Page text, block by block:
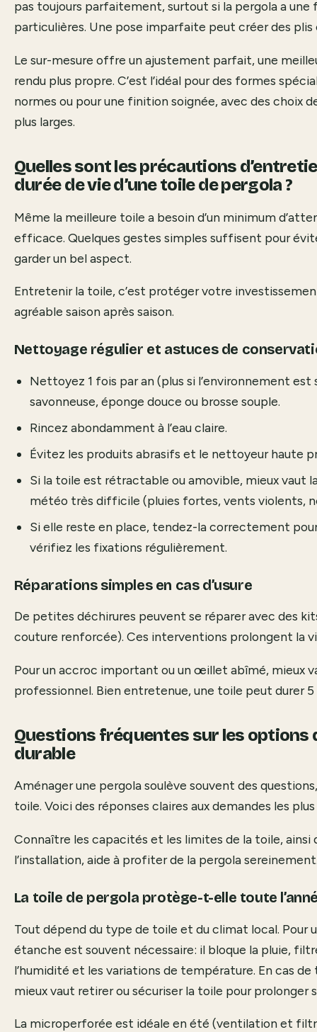
pas toujours parfaitement, surtout si la pergola a une
particulières. Une pose imparfaite peut créer des plis
Le sur-mesure offre un ajustement parfait, une
rendu plus propre. C’est l’idéal pour des formes
normes ou pour une finition soignée, avec des choix
plus larges.
Quelles sont les précautions
durée de vie d’une toile de pergola ?
Même la meilleure toile a besoin d’un minimum
efficace. Quelques gestes simples suffisent pour
garder un bel aspect.
Entretenir la toile, c’est protéger votre
agréable saison après saison.
Nettoyage régulier et astuces de
Nettoyez 1 fois par an (plus si l’environnement est
savonneuse, éponge douce ou brosse souple.
Rincez abondamment à l’eau claire.
Évitez les produits abrasifs et le nettoyeur haute
Si la toile est rétractable ou amovible, mieux vaut
météo très difficile (pluies fortes, vents violents,
Si elle reste en place, tendez-la correctement
vérifiez les fixations régulièrement.
Réparations simples en cas d’usure
De petites déchirures peuvent se réparer avec des
couture renforcée). Ces interventions prolongent la
Pour un accroc important ou un œillet abîmé, mieux
professionnel. Bien entretenue, une toile peut durer 5
Questions fréquentes sur les options
durable
Aménager une pergola soulève souvent des
toile. Voici des réponses claires aux demandes les
Connaître les capacités et les limites de la toile, ainsi
l’installation, aide à profiter de la pergola
La toile de pergola protège-t-elle toute
Tout dépend du type de toile et du climat local. Pour
étanche est souvent nécessaire: il bloque la pluie,
l’humidité et les variations de température. En cas
mieux vaut retirer ou sécuriser la toile pour prolonger
La microperforée est idéale en été (ventilation et